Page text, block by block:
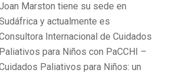
Marston tiene su sede en
y actualmente es
Internacional de Cuidados
Paliativos para Niños con PaCCHI –
Paliativos para Niños: un